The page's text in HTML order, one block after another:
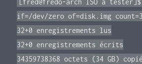
[fred@fredo-arch ISO à tester]$
if=/dev/zero of=disk.img
32+0 enregistrements lus
32+0 enregistrements écrits
34359738368 octets (34 GB)